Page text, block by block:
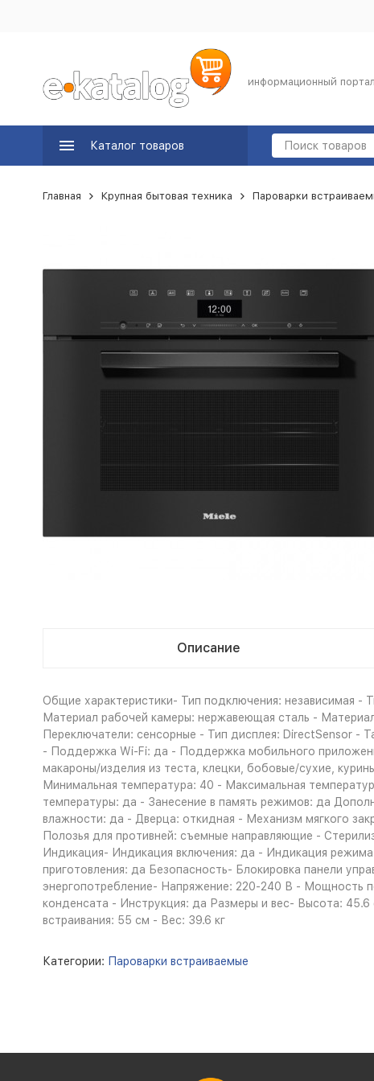
информационный
Каталог товаров
Главная Крупная бытовая техника Пароварки
Описание
Общие характеристики- Тип подключения: независимая -
Материал рабочей камеры: нержавеющая сталь -
Переключатели: сенсорные - Тип дисплея: DirectSensor -
- Поддержка Wi-Fi: да - Поддержка мобильного
макароны/изделия из теста, клецки, бобовые/сухие,
Минимальная температура: 40 - Максимальная
температуры: да - Занесение в память режимов: да
влажности: да - Дверца: откидная - Механизм мягкого
Полозья для противней: съемные направляющие -
Индикация- Индикация включения: да - Индикация
приготовления: да Безопасность- Блокировка панели
энергопотребление- Напряжение: 220-240 В - Мощность
конденсата - Инструкция: да Размеры и вес- Высота:
встраивания: 55 см - Вес: 39.6 кг
Категории: Пароварки встраиваемые